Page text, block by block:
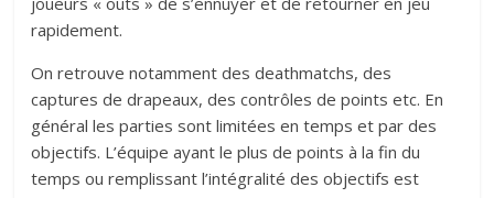
rapidement.
On retrouve notamment des deathmatchs, des
captures de drapeaux, des contrôles de points etc. En
général les parties sont limitées en temps et par des
objectifs. L’équipe ayant le plus de points à la fin du
temps ou remplissant l’intégralité des objectifs est